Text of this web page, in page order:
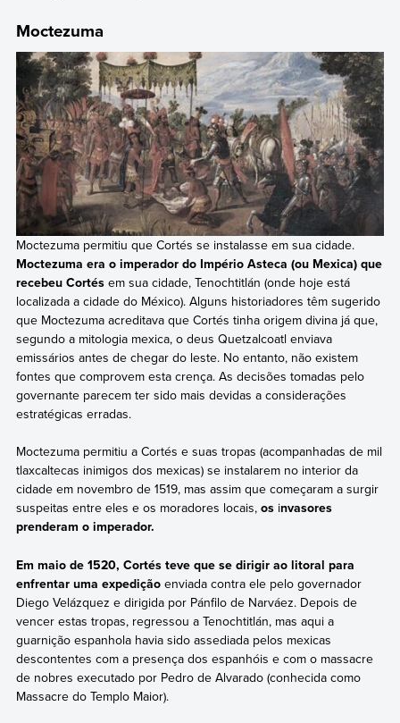
Moctezuma
Moctezuma permitiu que Cortés se instalasse em sua cidade.
Moctezuma era o imperador do Império Asteca (ou Mexica) que
recebeu Cortésem sua cidade, Tenochtitlán (onde hoje está
localizada a cidade do México). Alguns historiadores têm sugerido
que Moctezuma acreditava que Cortés tinha origem divina já que,
segundo a mitologia mexica, o deus Quetzalcoatl enviava
emissários antes de chegar do leste. No entanto, não existem
fontes que comprovem esta crença. As decisões tomadas pelo
governante parecem ter sido mais devidas a considerações
estratégicas erradas.
Moctezuma permitiu a Cortés e suas tropas (acompanhadas de mil
tlaxcaltecas inimigos dos mexicas) se instalarem no interior da
cidade em novembro de 1519, mas assim que começaram a surgir
suspeitas entre eles e os moradores locais, os invasores
prenderam o imperador.
Em maio de 1520, Cortés teve que se dirigir ao litoral para
enfrentar uma expediçãoenviada contra ele pelo governador
Diego Velázquez e dirigida por Pánfilo de Narváez. Depois de
vencer estas tropas, regressou a Tenochtitlán, mas aqui a
guarnição espanhola havia sido assediada pelos mexicas
descontentes com a presença dos espanhóis e com o massacre
de nobres executado por Pedro de Alvarado (conhecida como
Massacre do Templo Maior).